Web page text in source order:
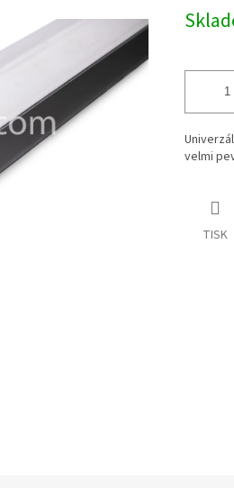
cena:
velmi
TISK